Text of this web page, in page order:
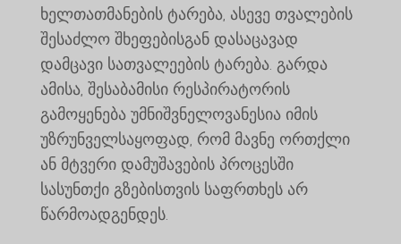
ხელთათმანების ტარება, ასევე თვალების
შესაძლო შხეფებისგან დასაცავად
დამცავი სათვალეების ტარება. გარდა
ამისა, შესაბამისი რესპირატორის
გამოყენება უმნიშვნელოვანესია იმის
უზრუნველსაყოფად, რომ მავნე ორთქლი
ან მტვერი დამუშავების პროცესში
სასუნთქი გზებისთვის საფრთხეს არ
წარმოადგენდეს.